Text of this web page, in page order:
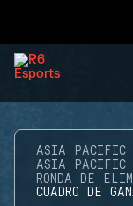
ASIA PACIFIC
ASIA PACIFIC
RONDA DE
CUADRO DE